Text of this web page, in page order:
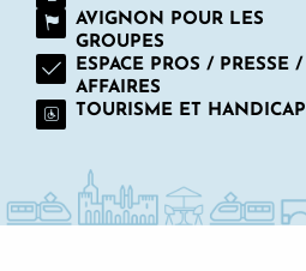
AVIGNON POUR LES
GROUPES
ESPACE PROS / PRESSE /
AFFAIRES
TOURISME ET HANDICAP